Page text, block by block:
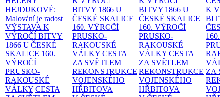
HEJDUKOVÉ:
Malování je radost
VÝSTAVA K
VÝROČÍ BITVY
1866 U ČESKÉ
SKALICE 160.
VÝROČÍ
PRUSKO-
RAKOUSKÉ
VÁLKY CESTA
BITVY 1866 U
ČESKÉ SKALICE
160. VÝROČÍ
PRUSKO-
RAKOUSKÉ
VÁLKY CESTA
ZA SVĚTLEM
REKONSTRUKCE
VOJENSKÉHO
HŘBITOVA
BITVY 1866 U
ČESKÉ SKALICE
160. VÝROČÍ
PRUSKO-
RAKOUSKÉ
VÁLKY CESTA
ZA SVĚTLEM
REKONSTRUKCE
VOJENSKÉHO
HŘBITOVA
K
ZA